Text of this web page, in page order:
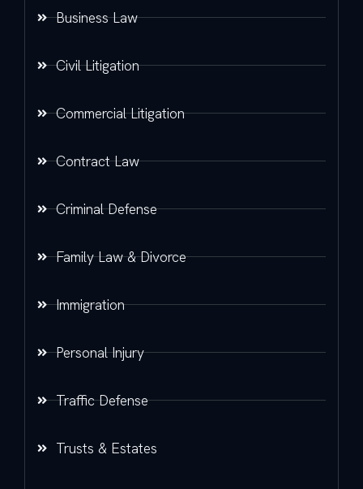
Business Law
Civil Litigation
Commercial Litigation
Contract Law
Criminal Defense
Family Law & Divorce
Immigration
Personal Injury
Traffic Defense
Trusts & Estates